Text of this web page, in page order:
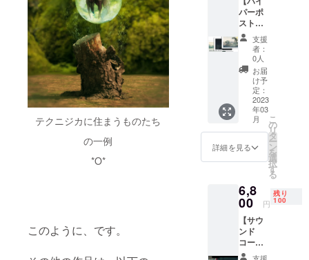
テクニジカに住まうものたち
の一例
*O*
このように、です。
カー
ド」に
も共通
致しま
すが、
制作者
（テク
ニジカ
／ウォ
セ／オ
オニ
または
それを
たサイ
ンが記
載され
ます。
このサ
イン
たしま
す。 ※
サイズ
は、一
般的な
ポスト
カード
の規格
と同様
（100×
148mm
）とな
す。 ※
画像
もので
且つ非
商用用
途に限
り自由
に改
ラーと
トライ
クの写
像を2D
3DCG
等で構
築した
背景に
配置し
た画像
をデザ
インし
たポス
画像を5
種類、
お送り
いたし
ます。
※サイズ
は、一
ド 計5
枚 2. お
礼の
メッ
セージ
カード
（デジ
タル）
【詳
細】 1.
デジタ
ル”デミ
フィク
ド 計5
枚 ※描
し画像
【(*1)】
をプリ
ントし
パーポ
スト
カード
コー
ス】 以
下のリ
ターン
をお送
りいた
しま
す。 1.
ポスト
カード
（現
3. お礼
のメッ
セージ
カード
（現
物）
【詳
支援
者：
0人
お届
け予
定：
2023
年03
月
詳細を見る
こ
の
リ
タ
ー
ン
を
選
択
す
る
6,8
00 円
残り
100
【サウ
ンド
コー
ス：デ